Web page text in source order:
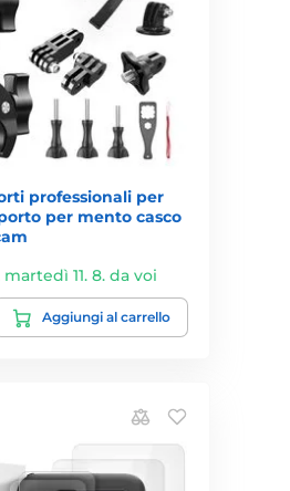
professionali per
per mento casco
martedì 11. 8. da voi
Aggiungi al carrello